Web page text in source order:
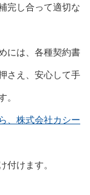
完し合って適切な
には、各種契約書
さえ、安心して手
。
、株式会社カシー
付けます。